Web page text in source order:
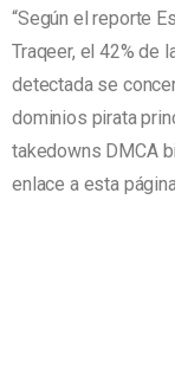
“Según el reporte
Traqeer, el 42% de
detectada se
dominios pirata
takedowns DMCA
enlace a esta